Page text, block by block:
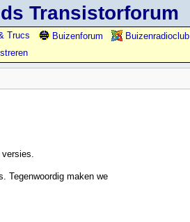
Transistorforum
Trucs Buizenforum
Buizenradioclub
Tegenwoordig maken we